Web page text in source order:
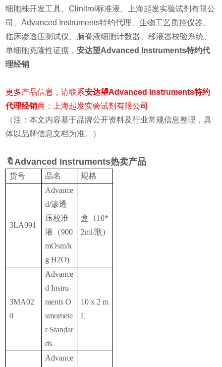
细胞株开发工具、Clinitrol标准液、上海起发实验试剂有限公
司、Advanced Instruments特约代理、生物工艺质控仪器、
临床渗透压测试仪、脑脊液细胞计数器、移液器校验系统、
单细胞克隆性证据，安达望Advanced Instruments特约代
理经销
更多产品信息，请联系安达望Advanced Instruments特约
代理经销商：上海起发实验试剂有限公司
（注：本文内容基于品牌公开资料及行业常规信息整理，具
体以品牌信息文档为准。）
🔖Advanced Instruments热卖产品
货号 品名 规格
3LA091
Advance
d/渗透
压校准
液（900
mOsm/k
g H2O)
盒（10*
2ml/瓶)
3MA02
0
Advance
d Instru
ments O
smomete
r Standar
ds
10 x 2 m
L
Advance